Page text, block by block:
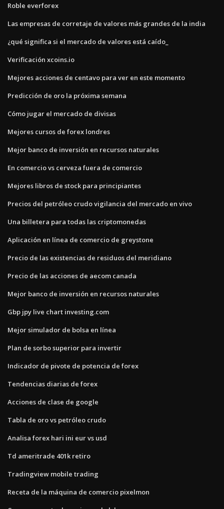
Roble everforex
Las empresas de corretaje de valores más grandes de la india
¿qué significa si el mercado de valores está caído_
Verificación xcoins.io
Mejores acciones de centavo para ver en este momento
Predicción de oro la próxima semana
Cómo jugar el mercado de divisas
Mejores cursos de forex londres
Mejor banco de inversión en recursos naturales
En comercio vs cerveza fuera de comercio
Mejores libros de stock para principiantes
Precios del petróleo crudo vigilancia del mercado en vivo
Una billetera para todas las criptomonedas
Aplicación en línea de comercio de greystone
Precio de las existencias de residuos del meridiano
Precio de las acciones de aecom canada
Mejor banco de inversión en recursos naturales
Gbp jpy live chart investing.com
Mejor simulador de bolsa en línea
Plan de sorbo superior para invertir
Indicador de pivote de potencia de forex
Tendencias diarias de forex
Acciones de clase de google
Tabla de oro vs petróleo crudo
Analisa forex hari ini eur vs usd
Td ameritrade 401k retiro
Tradingview mobile trading
Receta de la máquina de comercio pixelmon